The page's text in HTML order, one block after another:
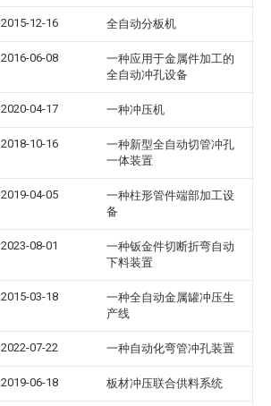
2015-12-16 全自动分板机
2016-06-08
一种应用于金属件加工的
全自动冲孔设备
2020-04-17 一种冲压机
2018-10-16
一种新型全自动切管冲孔
一体装置
2019-04-05
一种柱形管件端部加工设
备
2023-08-01
一种钣金件切断折弯自动
下料装置
2015-03-18
一种全自动金属罐冲压生
产线
2022-07-22 一种自动化弯管冲孔装置
2019-06-18 板材冲压联合供料系统